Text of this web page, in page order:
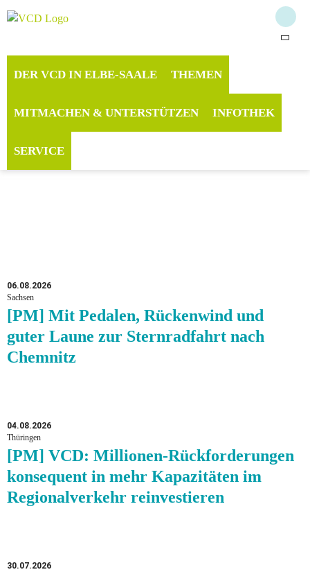
DER VCD IN ELBE-SAALE THEMEN
MITMACHEN & UNTERSTÜTZEN INFOTHEK
SERVICE
06.08.2026
Sachsen
[PM] Mit Pedalen, Rückenwind und
guter Laune zur Sternradfahrt nach
Chemnitz
04.08.2026
Thüringen
[PM] VCD: Millionen-Rückforderungen
konsequent in mehr Kapazitäten im
Regionalverkehr reinvestieren
30.07.2026